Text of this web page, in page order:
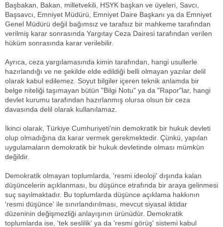
Başbakan, Bakan, milletvekili, HSYK başkan ve üyeleri, Savcı,
Başsavcı, Emniyet Müdürü, Emniyet Daire Başkanı ya da Emniyet
Genel Müdürü değil bağımsız ve tarafsız bir mahkeme tarafından
verilmiş karar sonrasında Yargıtay Ceza Dairesi tarafından verilen
hüküm sonrasında karar verilebilir.
Ayrıca, ceza yargılamasında kimin tarafından, hangi usullerle
hazırlandığı ve ne şekilde elde edildiği belli olmayan yazılar delil
olarak kabul edilemez. Soyut bilgiler içeren teknik anlamda bir
belge niteliği taşımayan bütün "Bilgi Notu" ya da "Rapor"lar, hangi
devlet kurumu tarafından hazırlanmış olursa olsun bir ceza
davasında delil olarak kullanılamaz.
İkinci olarak, Türkiye Cumhuriyeti'nin demokratik bir hukuk devleti
olup olmadığına da karar vermek gerekmektedir. Çünkü, yapılan
uygulamaların demokratik bir hukuk devletinde olması mümkün
değildir.
Demokratik olmayan toplumlarda, 'resmi ideoloji' dışında kalan
düşüncelerin açıklanması, bu düşünce etrafında bir araya gelinmesi
suç sayılmaktadır. Bu toplumlarda düşünce açıklama hakkının
'resmi düşünce' ile sınırlandırılması, mevcut siyasal iktidar
düzeninin değişmezliği anlayışının ürünüdür. Demokratik
toplumlarda ise, 'tek seslilik' ya da 'resmi görüş' sistemi kabul